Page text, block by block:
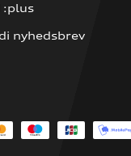
:plus
nyhedsbrev